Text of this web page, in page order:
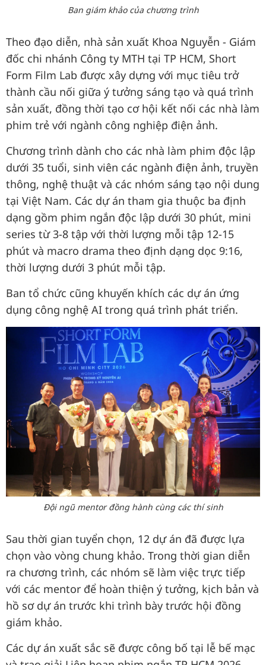
Ban giám khảo của chương trình
Theo đạo diễn, nhà sản xuất Khoa Nguyễn - Giám
đốc chi nhánh Công ty MTH tại TP HCM, Short
Form Film Lab được xây dựng với mục tiêu trở
thành cầu nối giữa ý tưởng sáng tạo và quá trình
sản xuất, đồng thời tạo cơ hội kết nối các nhà làm
phim trẻ với ngành công nghiệp điện ảnh.
Chương trình dành cho các nhà làm phim độc lập
dưới 35 tuổi, sinh viên các ngành điện ảnh, truyền
thông, nghệ thuật và các nhóm sáng tạo nội dung
tại Việt Nam. Các dự án tham gia thuộc ba định
dạng gồm phim ngắn độc lập dưới 30 phút, mini
series từ 3-8 tập với thời lượng mỗi tập 12-15
phút và macro drama theo định dạng dọc 9:16,
thời lượng dưới 3 phút mỗi tập.
Ban tổ chức cũng khuyến khích các dự án ứng
dụng công nghệ AI trong quá trình phát triển.
Đội ngũ mentor đồng hành cùng các thí sinh
Sau thời gian tuyển chọn, 12 dự án đã được lựa
chọn vào vòng chung khảo. Trong thời gian diễn
ra chương trình, các nhóm sẽ làm việc trực tiếp
với các mentor để hoàn thiện ý tưởng, kịch bản và
hồ sơ dự án trước khi trình bày trước hội đồng
giám khảo.
Các dự án xuất sắc sẽ được công bố tại lễ bế mạc